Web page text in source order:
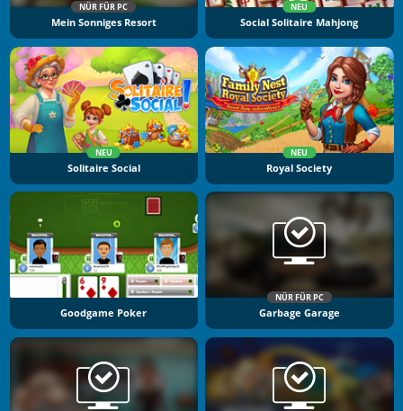
NÜR FÜR PC
Mein Sonniges Resort
NEU
Social Solitaire Mahjong
NEU
Solitaire Social
NEU
Royal Society
Goodgame Poker
NÜR FÜR PC
Garbage Garage